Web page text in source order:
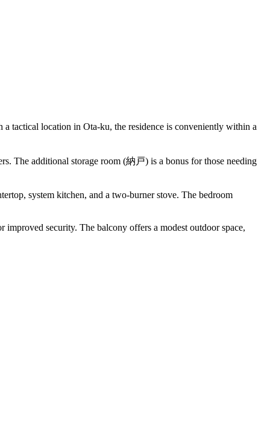
tactical location in Ota-ku, the residence is conveniently within a
The additional storage room (納戸) is a bonus for those needing
system kitchen, and a two-burner stove. The bedroom
security. The balcony offers a modest outdoor space,